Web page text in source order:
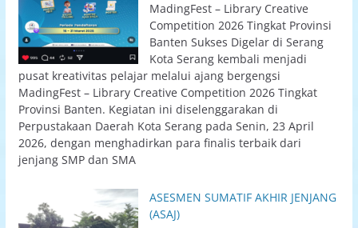
MadingFest – Library Creative
Competition 2026 Tingkat Provinsi
Banten Sukses Digelar di Serang
Kota Serang kembali menjadi
pusat kreativitas pelajar melalui ajang bergengsi
MadingFest – Library Creative Competition 2026 Tingkat
Provinsi Banten. Kegiatan ini diselenggarakan di
Perpustakaan Daerah Kota Serang pada Senin, 23 April
2026, dengan menghadirkan para finalis terbaik dari
jenjang SMP dan SMA
ASESMEN SUMATIF AKHIR JENJANG
(ASAJ)